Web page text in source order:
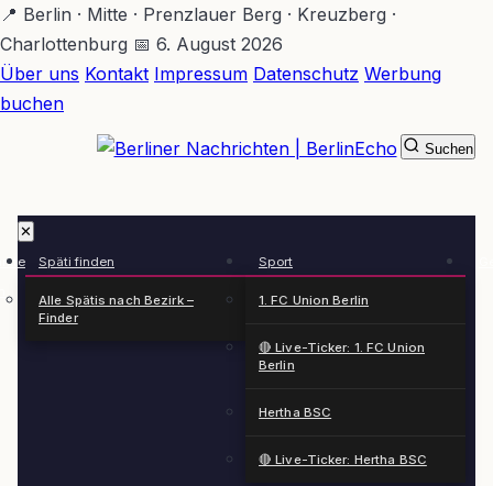
Zum
Hauptinhalt
springen
📍 Berlin · Mitte · Prenzlauer Berg · Kreuzberg ·
Charlottenburg 📅 6. August 2026
Über uns Kontakt Impressum Datenschutz Werbung
buchen
✕
Späti finden
Alle Spätis nach Bezirk –
Finder
Sport
1. FC Union Berlin
🔴 Live-Ticker: 1. FC Union
Berlin
Hertha BSC
🔴 Live-Ticker: Hertha BSC
Suchen